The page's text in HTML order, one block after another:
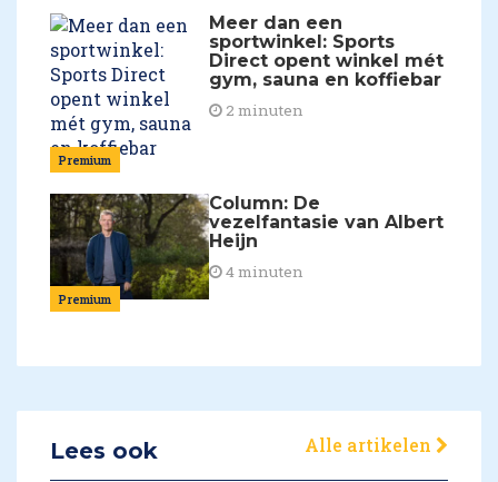
Premium
Meer dan een
sportwinkel: Sports
Direct opent winkel mét
gym, sauna en koffiebar
2 minuten
Premium
Column: De
vezelfantasie van Albert
Heijn
4 minuten
Lees ook Alle artikelen